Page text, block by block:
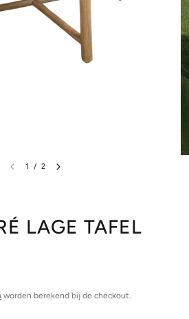
1 / 2
LAGE TAFEL
worden berekend bij de checkout.